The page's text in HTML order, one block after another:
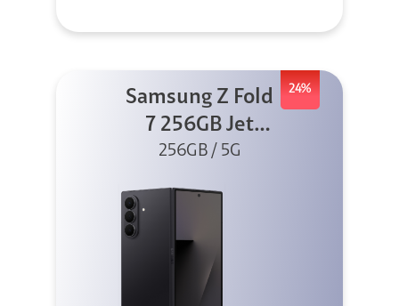
24%
Samsung Z Fold
7 256GB Jet
Black
256GB / 5G